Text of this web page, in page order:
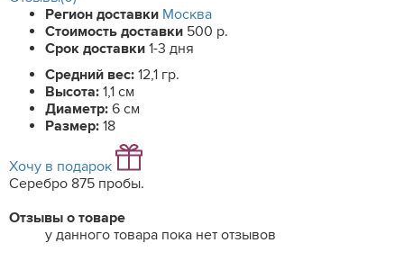
Регион доставки Москва
Стоимость доставки 500 р.
Срок доставки 1-3 дня
Средний вес: 12,1 гр.
Высота: 1,1 см
Диаметр: 6 см
Размер: 18
Хочу в подарок
Серебро 875 пробы.
Отзывы о товаре
у данного товара пока нет отзывов